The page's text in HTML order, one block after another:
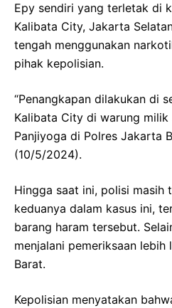
Epy sendiri yang terletak di
Kalibata City, Jakarta
tengah menggunakan
pihak kepolisian.
“Penangkapan dilakukan di
Kalibata City di warung milik
Panjiyoga di Polres Jakarta
(10/5/2024).
Hingga saat ini, polisi masih
keduanya dalam kasus ini,
barang haram tersebut.
menjalani pemeriksaan
Barat.
Kepolisian menyatakan